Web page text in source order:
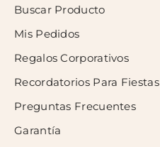
Buscar Producto
Mis Pedidos
Regalos Corporativos
Recordatorios Para Fiestas
Preguntas Frecuentes
Garantía